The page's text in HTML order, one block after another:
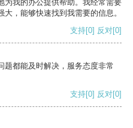
为我的办公提供帮助。我经常需要
，能够快速找到我需要的信息。
支持[0] 反对[0]
题都能及时解决，服务态度非常
支持[0] 反对[0]